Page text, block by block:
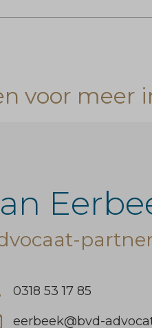
voor meer
0318 53 17 85
eerbeek@bvd-